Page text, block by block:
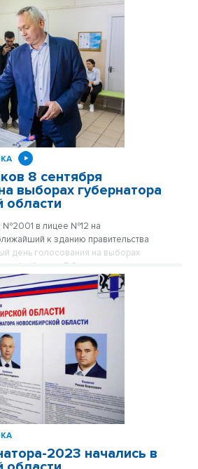
8 сентября
выборах губернатора
области
№2001 в лицее №12 на
к зданию правительства
день голосования на выборах
области. В 9 утра голосовать
Андрей Травников.
2023 начались в